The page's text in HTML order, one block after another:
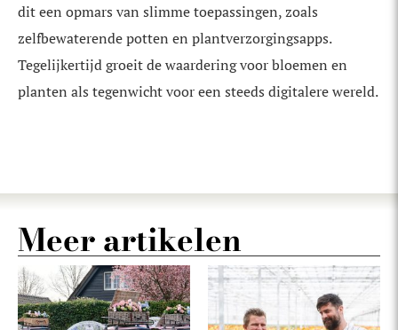
dit een opmars van slimme toepassingen, zoals
zelfbewaterende potten en plantverzorgingsapps.
Tegelijkertijd groeit de waardering voor bloemen en
planten als tegenwicht voor een steeds digitalere wereld.
Meer artikelen